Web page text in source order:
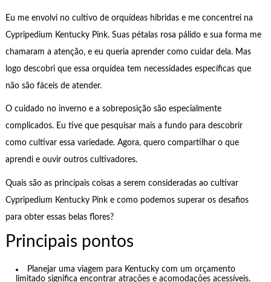
Eu me envolvi no cultivo de orquídeas híbridas e me concentrei na
Cypripedium Kentucky Pink. Suas pétalas rosa pálido e sua forma me
chamaram a atenção, e eu queria aprender como cuidar dela. Mas
logo descobri que essa orquídea tem necessidades específicas que
não são fáceis de atender.
O cuidado no inverno e a sobreposição são especialmente
complicados. Eu tive que pesquisar mais a fundo para descobrir
como cultivar essa variedade. Agora, quero compartilhar o que
aprendi e ouvir outros cultivadores.
Quais são as principais coisas a serem consideradas ao cultivar
Cypripedium Kentucky Pink e como podemos superar os desafios
para obter essas belas flores?
Principais pontos
Planejar uma viagem para Kentucky com um orçamento
limitado significa encontrar atrações e acomodações acessíveis.